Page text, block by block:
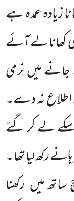
زیادہعمدہ ہے
کھانا لے آئے
میں نرمی
اطلاع نہ دے۔
لے کر گئے
رکھ لیا تھا ۔
میں رکھنا